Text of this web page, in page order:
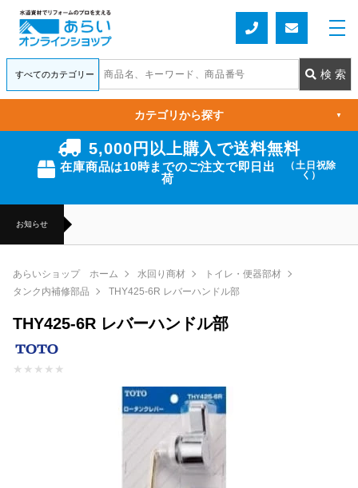
5,000円以上購入で送料無料
在庫商品は10時までのご注文で即日出
荷
（土日祝除
く）
お知らせ
カテゴリから探す ▼
あらいショップ ホーム 水回り商材
トイレ・便器部材
タンク内補修部品
THY425-6R レバーハンドル部
THY425-6R レバーハンドル部
★ ★ ★ ★ ★